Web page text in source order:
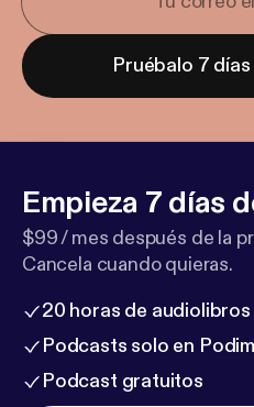
Pruébalo 7
Empieza 7 días
$99 / mes después de la
Cancela cuando quieras.
20 horas de audiolibros
Podcasts solo en
Podcast gratuitos